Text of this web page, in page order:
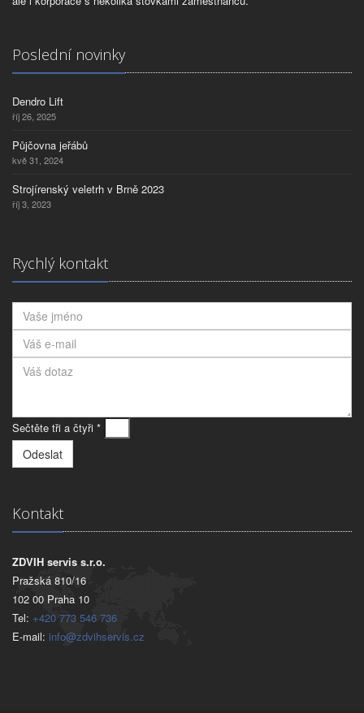
Poslední novinky
Dendro Lift
říj 26, 2025
Půjčovna jeřábů
kvě 31, 2024
Strojírenský veletrh v Brně 2023
říj 3, 2023
Rychlý kontakt
Sečtěte tři a čtyři *
Kontakt
ZDVIH servis s.r.o.
Pražská 810/16
102 00 Praha 10
Tel: +420 773 546 736
E-mail: info@zdvihservis.cz